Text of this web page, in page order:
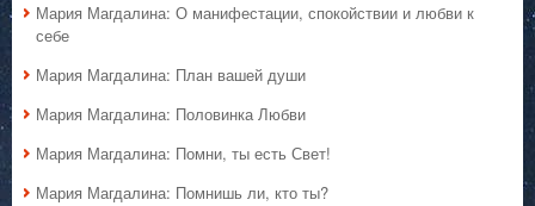
Мария Магдалина: О манифестации, спокойствии и любви к
себе
Мария Магдалина: План вашей души
Мария Магдалина: Половинка Любви
Мария Магдалина: Помни, ты есть Свет!
Мария Магдалина: Помнишь ли, кто ты?